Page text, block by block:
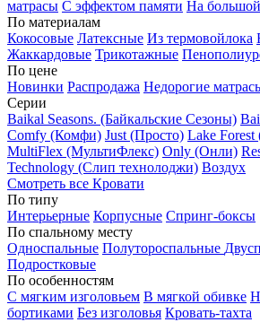
матрасы С эффектом памяти На
По материалам
Кокосовые Латексные Из термовойлока
Жаккардовые Трикотажные
По цене
Новинки Распродажа Недорогие
Серии
Baikal Seasons. (Байкальские Сезоны)
Comfy (Комфи) Just (Просто) Lake
MultiFlex (МультиФлекс) Only (Онли)
Technology (Слип технолоджи) Воздух
Смотреть все Кровати
По типу
Интерьерные Корпусные Спринг-боксы
По спальному месту
Односпальные Полутороспальные
Подростковые
По особенностям
С мягким изголовьем В мягкой обивке
бортиками Без изголовья Кровать-тахта